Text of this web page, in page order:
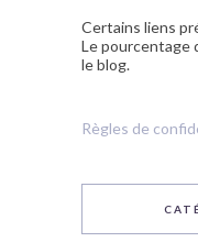
Certains liens
Le pourcentage
le blog.
Règles de